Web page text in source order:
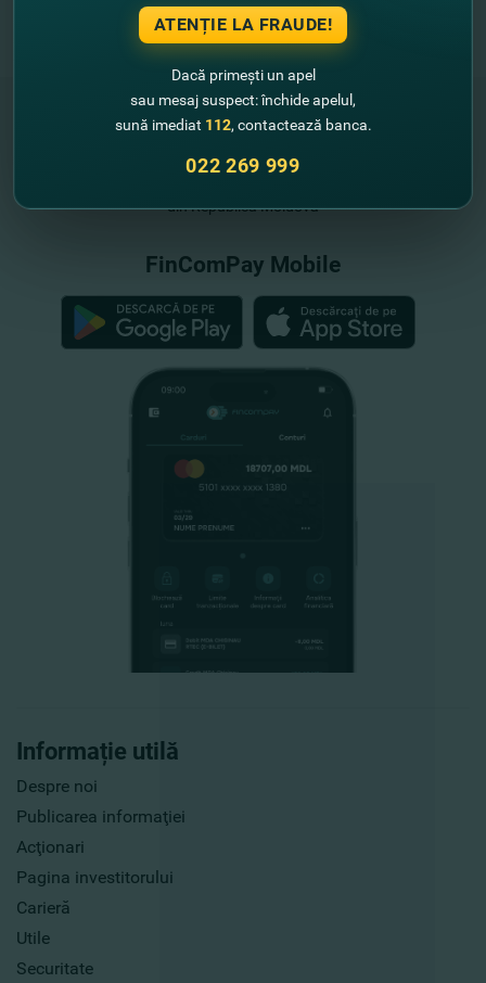
Informație utilă
Despre noi
Publicarea informaţiei
Acţionari
Pagina investitorului
Carieră
Utile
Securitate
"FinComBank" S.A. este membră a
din Republica Moldova
FinComPay Mobile
ATENȚIE LA FRAUDE!
Dacă primești un apel
sau mesaj suspect: închide apelul,
sună imediat 112, contactează banca.
022 269 999